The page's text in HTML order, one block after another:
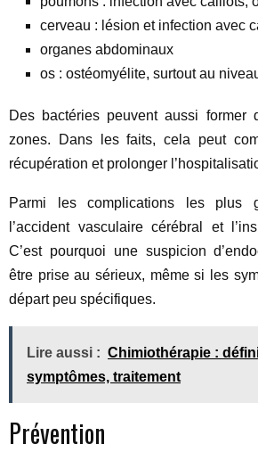
cerveau : lésion et infection avec
organes abdominaux
os : ostéomyélite, surtout au
Des bactéries peuvent aussi former
zones. Dans les faits, cela peut
récupération et prolonger
Parmi les complications les plus
l’accident vasculaire cérébral et
C’est pourquoi une suspicion
être prise au sérieux, même si les
départ peu spécifiques.
Lire aussi : Chimiothérapie :
symptômes, traitement
Prévention